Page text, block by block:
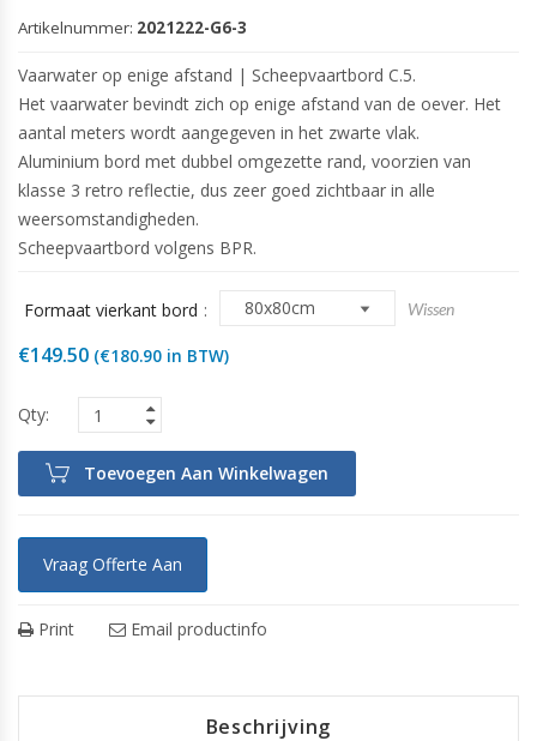
tot
Artikelnummer: 2021222-G6-3
Vaarwater op enige afstand | Scheepvaartbord C.5.
Het vaarwater bevindt zich op enige afstand van de oever. Het
aantal meters wordt aangegeven in het zwarte vlak.
Aluminium bord met dubbel omgezette rand, voorzien van
klasse 3 retro reflectie, dus zeer goed zichtbaar in alle
weersomstandigheden.
Scheepvaartbord volgens BPR.
Formaat vierkant bord Wissen
€149.50 (€180.90 in BTW)
Toevoegen Aan Winkelwagen
Vraag Offerte Aan
Print Email productinfo
Beschrijving